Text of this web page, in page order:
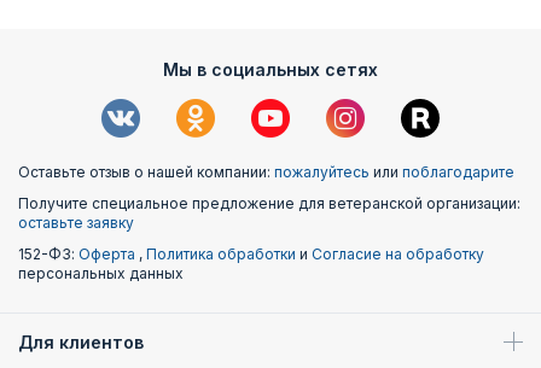
Мы в социальных сетях
Оставьте отзыв о нашей компании: пожалуйтесь или поблагодарите
Получите специальное предложение для ветеранской организации:
оставьте заявку
152-ФЗ: Оферта , Политика обработки и Согласие на обработку
персональных данных
Для клиентов